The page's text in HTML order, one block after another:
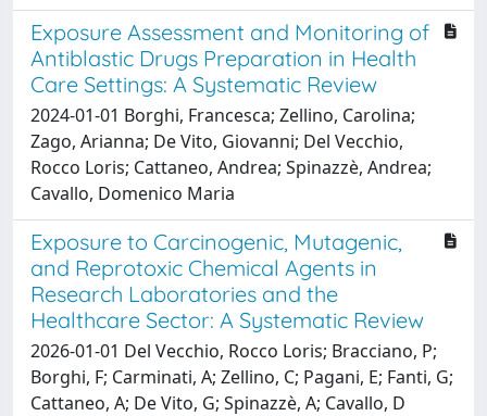
Exposure Assessment and Monitoring of
Antiblastic Drugs Preparation in Health
Care Settings: A Systematic Review
2024-01-01 Borghi, Francesca; Zellino, Carolina;
Zago, Arianna; De Vito, Giovanni; Del Vecchio,
Rocco Loris; Cattaneo, Andrea; Spinazzè, Andrea;
Cavallo, Domenico Maria
Exposure to Carcinogenic, Mutagenic,
and Reprotoxic Chemical Agents in
Research Laboratories and the
Healthcare Sector: A Systematic Review
2026-01-01 Del Vecchio, Rocco Loris; Bracciano, P;
Borghi, F; Carminati, A; Zellino, C; Pagani, E; Fanti, G;
Cattaneo, A; De Vito, G; Spinazzè, A; Cavallo, D